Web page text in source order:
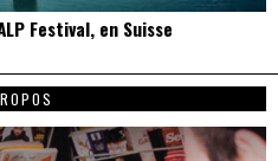
Festival, en Suisse